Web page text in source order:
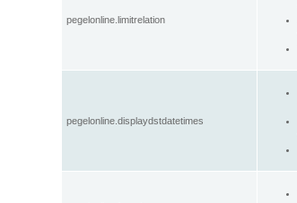
pegelonline.limitrelation
pegelonline.displaydstdatetimes